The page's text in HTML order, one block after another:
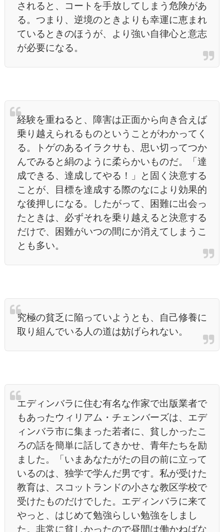
されると、コートを手放してしまう危険があ
る。つまり、逆境のときよりも幸運に恵まれ
ているときのほうが、より強い自律心と意志
が必要になる。
経験を重ねると、障害は正面から向き合えば
乗り越えられるものということがわかってく
る。トゲのあるイラクサも、思い切ってつか
んでみると絹のように柔らかいものだ。「達
成できる、達成してやる！」と固く決意する
ことが、目標を達成する際のなにより効果的
な後押しになる。したがって、困難に出会っ
たときは、必ずそれを乗り越えると決意する
だけで、困難がいつの間にか消えてしまうこ
とも多い。
究極の貧乏に陥っていようとも、自己修養に
取り組んでいる人の道は妨げられない。
エディンバラに住む有名な作家で出版業者で
もあったウィリアム・チェンバーズは、エデ
ィンバラ市に集まった若者に、貧しかったこ
ろの話を簡単に話してきかせ、青年たちを励
ました。「いまあなたがたの目の前に立って
いるのは、独学で学んだ男です。私が受けた
教育は、スコットランドの小さな教区学校で
受けたものだけでした。エディンバラに来て
やっと、はじめて勉強らしい勉強をしまし
た。非常に貧しかったので昼間は働かねばな